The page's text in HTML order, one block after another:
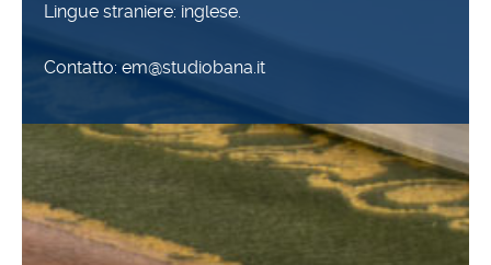
Lingue straniere: inglese.
Contatto: em@studiobana.it